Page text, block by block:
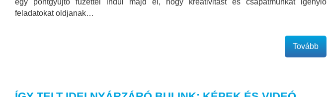
egy pontgyűjtő füzettel indul majd el, hogy kreativitást és csapatmunkát igénylő
feladatokat oldjanak…
Tovább